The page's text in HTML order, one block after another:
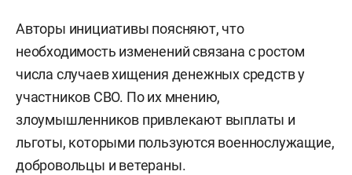
Авторы инициативы поясняют, что
необходимость изменений связана с ростом
числа случаев хищения денежных средств у
участников СВО. По их мнению,
злоумышленников привлекают выплаты и
льготы, которыми пользуются военнослужащие,
добровольцы и ветераны.